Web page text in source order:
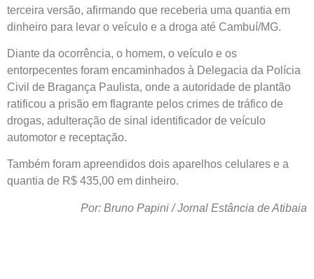
terceira versão, afirmando que receberia uma quantia em
dinheiro para levar o veículo e a droga até Cambuí/MG.
Diante da ocorrência, o homem, o veículo e os
entorpecentes foram encaminhados à Delegacia da Polícia
Civil de Bragança Paulista, onde a autoridade de plantão
ratificou a prisão em flagrante pelos crimes de tráfico de
drogas, adulteração de sinal identificador de veículo
automotor e receptação.
Também foram apreendidos dois aparelhos celulares e a
quantia de R$ 435,00 em dinheiro.
Por: Bruno Papini / Jornal Estância de Atibaia